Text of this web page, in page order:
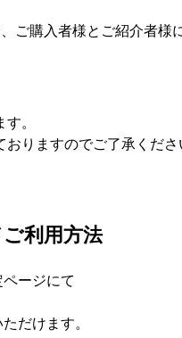
ご購入者様とご紹介者様
。
おりますのでご了承くださ
ご利用方法
ージにて
だけます。